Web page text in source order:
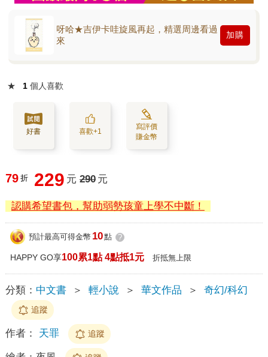
呀哈★吉伊卡哇旋風再起，精選周邊看過
來
加購
★ 1 個人喜歡
好書 喜歡+1
寫評價
賺金幣
79 折 229 元 290 元
認購希望書包，幫助弱勢孩童上學不中斷！
預計最高可得金幣 10點 ?
HAPPY GO享100累1點 4點抵1元 折抵無上限
分類： 中文書 ＞ 輕小說 ＞ 華文作品 ＞ 奇幻/科幻
追蹤
作者： 天罪 追蹤